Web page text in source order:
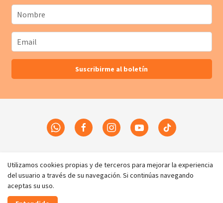
Suscribirme al boletín
Inicio
Utilizamos cookies propias y de terceros para mejorar la experiencia
del usuario a través de su navegación. Si continúas navegando
aceptas su uso.